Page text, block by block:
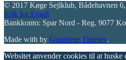
© 2017 Køge Sejlklub, Bådehavnen
Klik for Email
Bankkonto: Spar Nord - Reg. 9077
Made with by Graphene Themes.
Websitet anvender cookies til at